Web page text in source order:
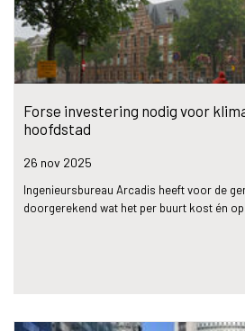
Forse investering nodig voor
hoofdstad
26 nov 2025
Ingenieursbureau Arcadis heeft voor de
doorgerekend wat het per buurt kost én